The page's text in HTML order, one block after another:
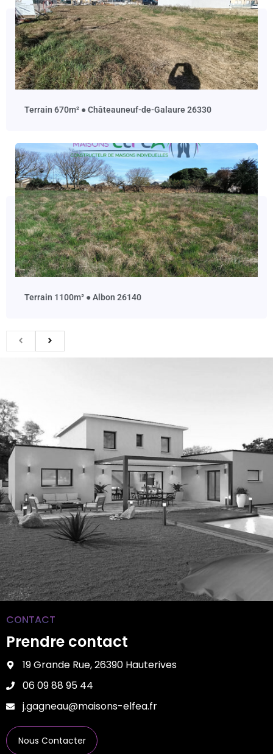
terrain 670m² ● Châteauneuf-de-Galaure 26330
terrain 1100m² ● Albon 26140
CONTACT
Prendre contact
19 Grande Rue, 26390 Hauterives
06 09 88 95 44
j.gagneau@maisons-elfea.fr
Nous Contacter